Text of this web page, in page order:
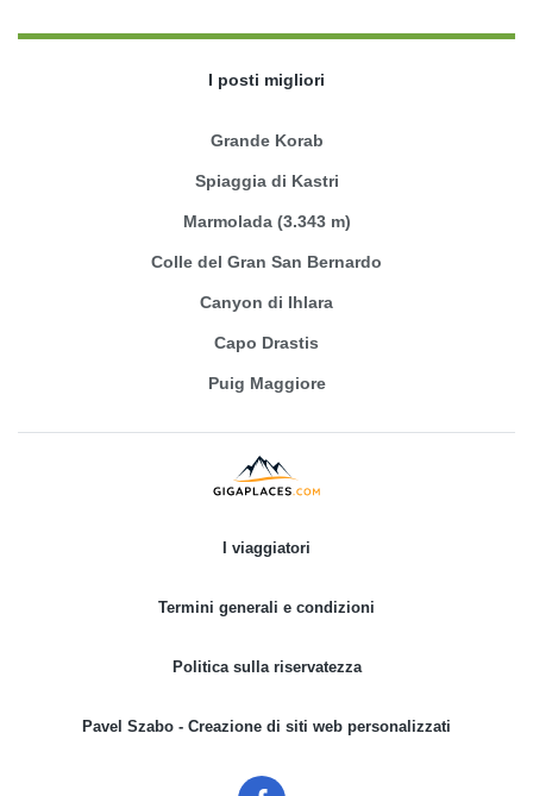
I posti migliori
Grande Korab
Spiaggia di Kastri
Marmolada (3.343 m)
Colle del Gran San Bernardo
Canyon di Ihlara
Capo Drastis
Puig Maggiore
I viaggiatori
Termini generali e condizioni
Politica sulla riservatezza
Pavel Szabo - Creazione di siti web personalizzati